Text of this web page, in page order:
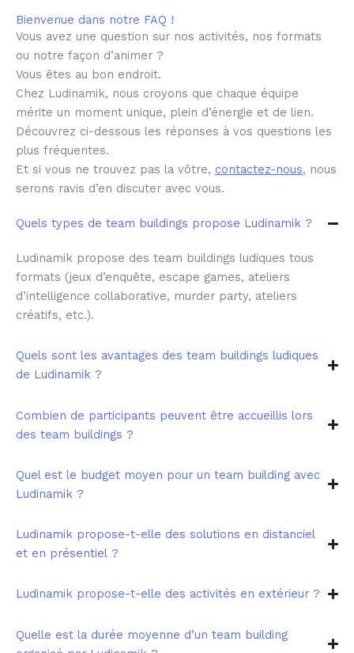
Bienvenue dans notre FAQ !
Vous avez une question sur nos activités, nos formats
ou notre façon d’animer ?
Vous êtes au bon endroit.
Chez Ludinamik, nous croyons que chaque équipe
mérite un moment unique, plein d’énergie et de lien.
Découvrez ci-dessous les réponses à vos questions les
plus fréquentes.
Et si vous ne trouvez pas la vôtre, contactez-nous, nous
serons ravis d’en discuter avec vous.
Quels types de team buildings propose Ludinamik ?
Ludinamik propose des team buildings ludiques tous
formats (jeux d’enquête, escape games, ateliers
d’intelligence collaborative, murder party, ateliers
créatifs, etc.).
Quels sont les avantages des team buildings ludiques
de Ludinamik ?
Combien de participants peuvent être accueillis lors
des team buildings ?
Quel est le budget moyen pour un team building avec
Ludinamik ?
Ludinamik propose-t-elle des solutions en distanciel
et en présentiel ?
Ludinamik propose-t-elle des activités en extérieur ?
Quelle est la durée moyenne d’un team building